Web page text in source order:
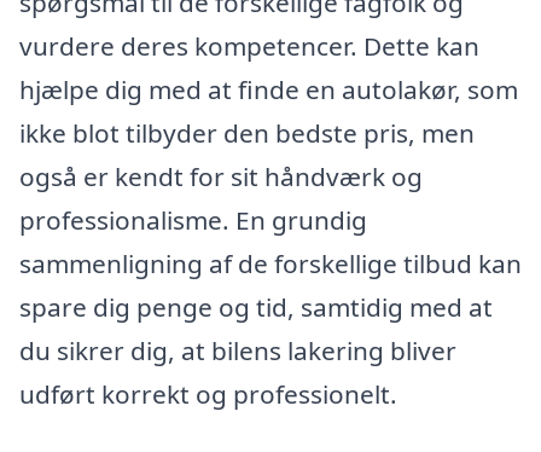
vurdere deres kompetencer. Dette kan
hjælpe dig med at finde en autolakør, som
ikke blot tilbyder den bedste pris, men
også er kendt for sit håndværk og
professionalisme. En grundig
sammenligning af de forskellige tilbud kan
spare dig penge og tid, samtidig med at
du sikrer dig, at bilens lakering bliver
udført korrekt og professionelt.